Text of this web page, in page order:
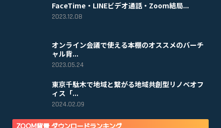
FaceTime・LINEビデオ通話・Zoom結局...
2023.12.08
オンライン会議で使える本棚のオススメのバーチ
ャル背...
2023.05.24
東京千駄木で地域と繋がる地域共創型リノベオフ
ィス「...
2024.02.09
ZOOM背景 ダウンロードランキング